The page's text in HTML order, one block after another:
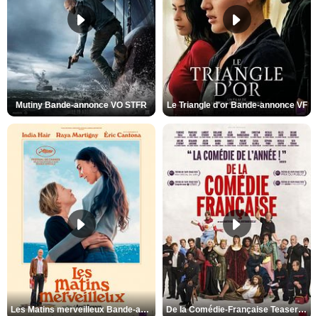
Mutiny Bande-annonce VO STFR Le Triangle d'or Bande-annonce VF
Les Matins merveilleux Bande-annonce VF De la Comédie-Française Teaser VF